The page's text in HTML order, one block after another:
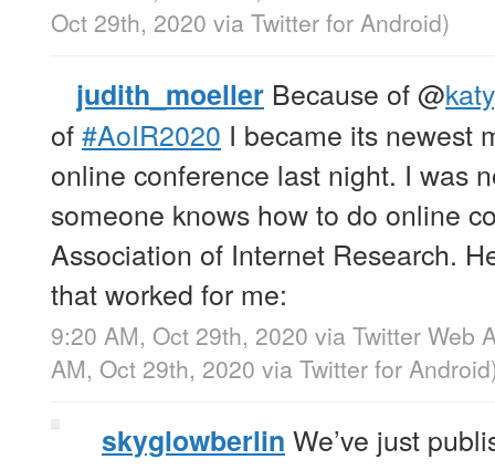
Oct 29th, 2020 via Twitter for Android)
judith_moeller Because of@
of#AoIR2020 I became its newest
online conference last night. I was
someone knows how to do online
Association of Internet Research.
that worked for me:
9:20 AM, Oct 29th, 2020 via Twitter Web
AM, Oct 29th, 2020 via Twitter for Android
skyglowberlin We’ve just